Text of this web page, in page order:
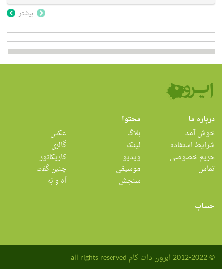
بیشتر
درباره ما
خوش آمد
شرایط استفاده
حریم خصوصی
تماس
محتوا
بلاگ
لینک
ویدیو
موسیقی
سنجش
عکس
گالری
کاریکاتور
چنین گفت
اَه و بَه
حساب
© 2012-2022 ایرون دات کام all rights reserved